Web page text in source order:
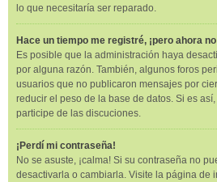
lo que necesitaría ser reparado.
Hace un tiempo me registré, ¡pero ahora
Es posible que la administración haya
por alguna razón. También, algunos foros
usuarios que no publicaron mensajes por
reducir el peso de la base de datos. Si es
participe de las discuciones.
¡Perdí mi contraseña!
No se asuste, ¡calma! Si su contraseña no
desactivarla o cambiarla. Visite la página de